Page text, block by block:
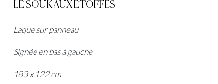
LE SOUK AUX ÉTOFFES
Laque sur panneau
Signée en bas à gauche
183 x 122 cm